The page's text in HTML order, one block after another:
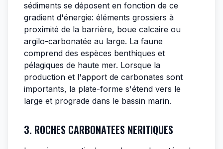
sédiments se déposent en fonction de ce
gradient d'énergie: éléments grossiers à
proximité de la barrière, boue calcaire ou
argilo-carbonatée au large. La faune
comprend des espèces benthiques et
pélagiques de haute mer. Lorsque la
production et l'apport de carbonates sont
importants, la plate-forme s'étend vers le
large et prograde dans le bassin marin.
3. ROCHES CARBONATEES NERITIQUES